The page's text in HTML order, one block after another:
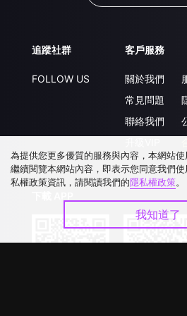
追蹤社群
FOLLOW US
客戶服務
關於我們
常見問題
聯絡我們
為提供您更多優質的服務與內容，本網站
繼續閱覽本網站內容，即表示您同意我們
私權政策資訊，請閱讀我們的隱私權政策。
我知道了